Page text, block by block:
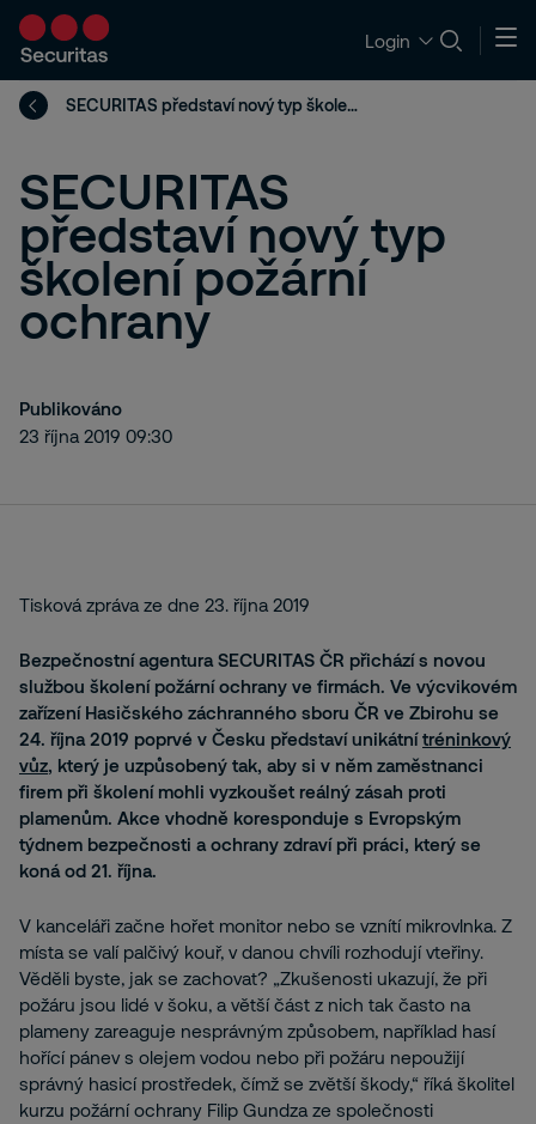
Login
SECURITAS představí nový typ školení požární ochrany
SECURITAS
představí nový typ
školení požární
ochrany
Publikováno
23 října 2019 09:30
Tisková zpráva ze dne 23. října 2019
Bezpečnostní agentura SECURITAS ČR přichází s novou
službou školení požární ochrany ve firmách. Ve výcvikovém
zařízení Hasičského záchranného sboru ČR ve Zbirohu se
24. října 2019 poprvé v Česku představí unikátnítréninkový
vůz, který je uzpůsobený tak, aby si v něm zaměstnanci
firem při školení mohli vyzkoušet reálný zásah proti
plamenům. Akce vhodně koresponduje s Evropským
týdnem bezpečnosti a ochrany zdraví při práci, který se
koná od 21. října.
V kanceláři začne hořet monitor nebo se vznítí mikrovlnka. Z
místa se valí palčivý kouř, v danou chvíli rozhodují vteřiny.
Věděli byste, jak se zachovat? „Zkušenosti ukazují, že při
požáru jsou lidé v šoku, a větší část z nich tak často na
plameny zareaguje nesprávným způsobem, například hasí
hořící pánev s olejem vodou nebo při požáru nepoužijí
správný hasicí prostředek, čímž se zvětší škody,“ říká školitel
kurzu požární ochrany Filip Gundza ze společnosti